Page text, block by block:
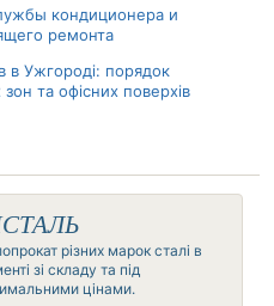
кондиционера и
ремонта
в Ужгороді: порядок
та офісних поверхів
різних марок сталі в
зі складу та під
цінами.